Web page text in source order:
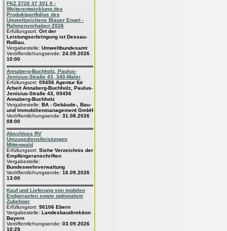
FKZ 3726 37 301 0 -
Weiterentwicklung des
Produktportfolios des
Umweltzeichens Blauer Engel -
Rahmenvorhaben 2026
Erfüllungsort: Ort der
Leistungserbringung ist Dessau-
Roßlau.
Vergabestelle: Umweltbundesamt
Veröffentlichungsende: 24.09.2026
10:00
Annaberg-Buchholz, Paulus-
Jenisius-Straße 43, 340-Maler
Erfüllungsort: 09456 Agentur für
Arbeit Annaberg-Buchholz, Paulus-
Jenisius-Straße 43, 09456
Annaberg-Buchholz
Vergabestelle: BA - Gebäude-, Bau-
und Immobilienmanagement GmbH
Veröffentlichungsende: 31.08.2026
08:00
Abschluss RV
Umzugsdienstleistungen
Mittenwald
Erfüllungsort: Siehe Verzeichnis der
Empfängeranschriften
Vergabestelle:
Bundeswehrverwaltung
Veröffentlichungsende: 16.09.2026
13:00
Kauf und Lieferung von mobilen
Endgeraeten sowie optionalem
Zubehoer
Erfüllungsort: 96106 Ebern
Vergabestelle: Landesbaudirektion
Bayern
Veröffentlichungsende: 03.09.2026
10:29